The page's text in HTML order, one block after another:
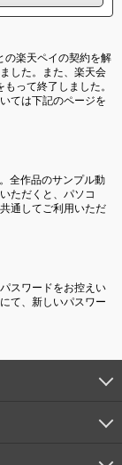
の楽天ペイの契約を解
した。また、楽天会
って終了しました。
ては下記のページを
全作品のサンプル動
ただくと、パソコ
通してご利用いただ
スワードをお控えい
て、新しいパスワー